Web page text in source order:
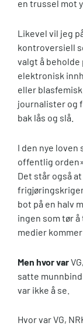
en trussel mot
Likevel vil jeg
kontroversiell
valgt å
elektronisk
eller
journalister og
bak lås og slå.
I den nye
offentlig
Det står også
bot på en halv
ingen som tør
medier kommer
Men hvor var
satte
var ikke å se.
Hvor var VG,